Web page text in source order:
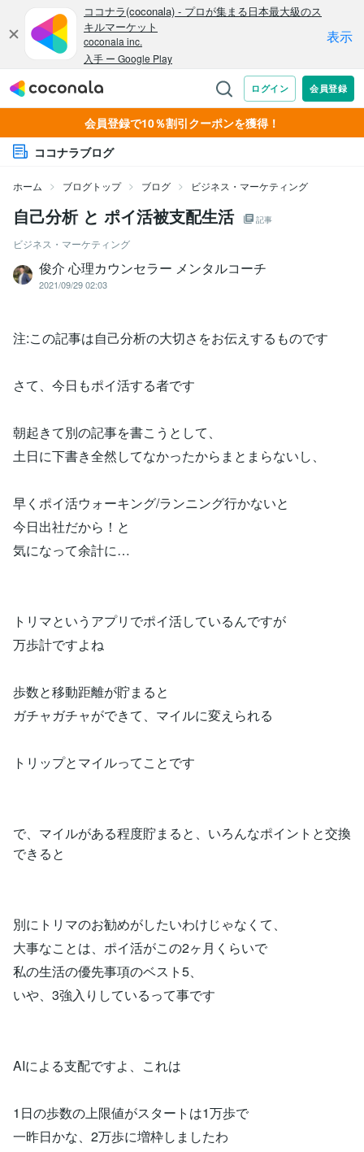
会員登録で10％割引クーポンを獲得！
ココナラブログ
ホーム ブログトップ ブログ ビジネス・マーケティング
自己分析 と ポイ活被支配生活 記事
ビジネス・マーケティング
俊介 心理カウンセラー メンタルコーチ
2021/09/29 02:03
注:この記事は自己分析の大切さをお伝えするものです
さて、今日もポイ活する者です
朝起きて別の記事を書こうとして、
土日に下書き全然してなかったからまとまらないし、
早くポイ活ウォーキング/ランニング行かないと
今日出社だから！と
気になって余計に…
トリマというアプリでポイ活しているんですが
万歩計ですよね
歩数と移動距離が貯まると
ガチャガチャができて、マイルに変えられる
トリップとマイルってことです
で、マイルがある程度貯まると、いろんなポイントと交換
できると
別にトリマのお勧めがしたいわけじゃなくて、
大事なことは、ポイ活がこの2ヶ月くらいで
私の生活の優先事項のベスト5、
いや、3強入りしているって事です
AIによる支配ですよ、これは
1日の歩数の上限値がスタートは1万歩で
一昨日かな、2万歩に増枠しましたわ